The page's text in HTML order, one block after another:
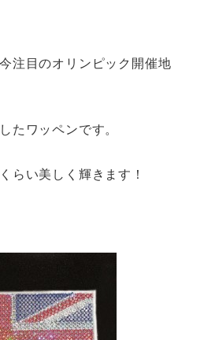
注目のオリンピック開催地
たワッペンです。
らい美しく輝きます！